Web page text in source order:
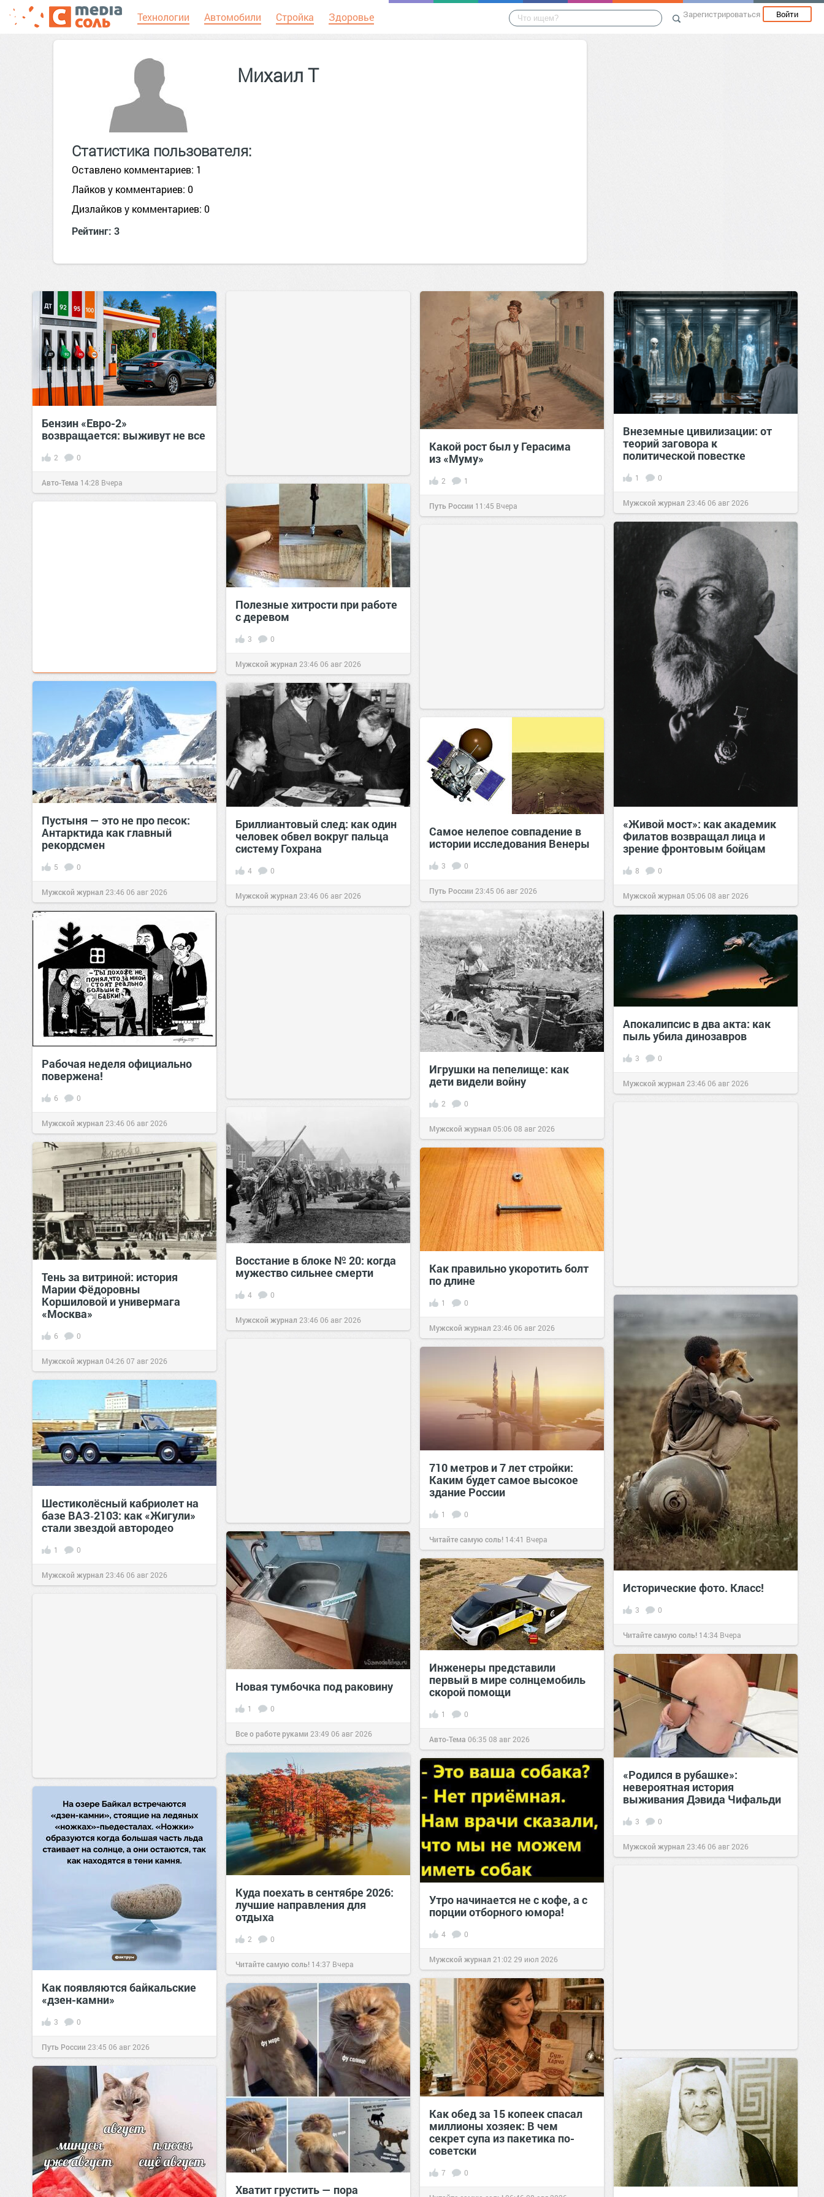
Технологии Автомобили Стройка Здоровье Зарегистрироваться Войти
Михаил Т
Статистика пользователя:
Оставлено комментариев: 1
Лайков у комментариев: 0
Дизлайков у комментариев: 0
Рейтинг: 3
Бензин «Евро-2»
возвращается: выживут не все
2 0
Авто-Тема 14:28 Вчера
Какой рост был у Герасима
из «Муму»
2 1
Путь России 11:45 Вчера
Внеземные цивилизации: от
теорий заговора к
политической повестке
1 0
Мужской журнал 23:4606 авг 2026
Полезные хитрости при работе
с деревом
3 0
Мужской журнал 23:4606 авг 2026
«Живой мост»: как академик
Филатов возвращал лица и
зрение фронтовым бойцам
8 0
Мужской журнал 05:0608 авг 2026
Пустыня — это не про песок:
Антарктида как главный
рекордсмен
5 0
Мужской журнал 23:4606 авг 2026
Бриллиантовый след: как один
человек обвел вокруг пальца
систему Гохрана
4 0
Мужской журнал 23:4606 авг 2026
Самое нелепое совпадение в
истории исследования Венеры
3 0
Путь России 23:45 06 авг 2026
Игрушки на пепелище: как
дети видели войну
2 0
Мужской журнал 05:0608 авг 2026
Рабочая неделя официально
повержена!
6 0
Мужской журнал 23:4606 авг 2026
Апокалипсис в два акта: как
пыль убила динозавров
3 0
Мужской журнал 23:4606 авг 2026
Восстание в блоке № 20: когда
мужество сильнее смерти
4 0
Мужской журнал 23:4606 авг 2026
Тень за витриной: история
Марии Фёдоровны
Коршиловой и универмага
«Москва»
6 0
Мужской журнал 04:2607 авг 2026
Как правильно укоротить болт
по длине
1 0
Мужской журнал 23:4606 авг 2026
Исторические фото. Класс!
3 0
Читайте самую соль! 14:34 Вчера
710 метров и 7 лет стройки:
Каким будет самое высокое
здание России
1 0
Читайте самую соль! 14:41 Вчера
Шестиколёсный кабриолет на
базе ВАЗ‑2103: как «Жигули»
стали звездой автородео
1 0
Мужской журнал 23:4606 авг 2026
Новая тумбочка под раковину
1 0
Все о работе руками 23:49 06 авг 2026
Инженеры представили
первый в мире солнцемобиль
скорой помощи
1 0
Авто-Тема 06:35 08 авг 2026
«Родился в рубашке»:
невероятная история
выживания Дэвида Чифальди
3 0
Мужской журнал 23:4606 авг 2026
Куда поехать в сентябре 2026:
лучшие направления для
отдыха
2 0
Читайте самую соль! 14:37 Вчера
Утро начинается не с кофе, а с
порции отборного юмора!
4 0
Мужской журнал 21:02 29 июл 2026
Как появляются байкальские
«дзен-камни»
3 0
Путь России 23:45 06 авг 2026
Как обед за 15 копеек спасал
миллионы хозяек: В чем
секрет супа из пакетика по-
советски
7 0
Хватит грустить — пора